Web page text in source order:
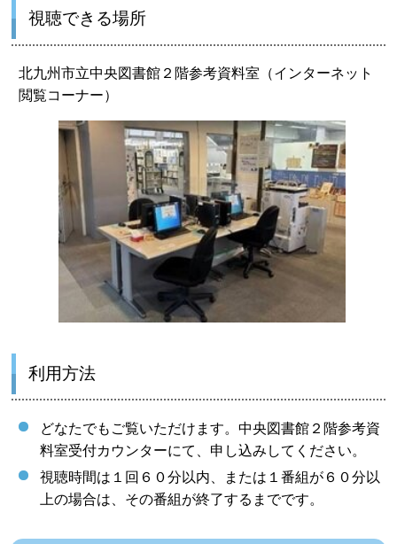
視聴できる場所
北九州市立中央図書館２階参考資料室（インターネット
閲覧コーナー）
利用方法
どなたでもご覧いただけます。中央図書館２階参考資
料室受付カウンターにて、申し込みしてください。
視聴時間は１回６０分以内、または１番組が６０分以
上の場合は、その番組が終了するまでです。